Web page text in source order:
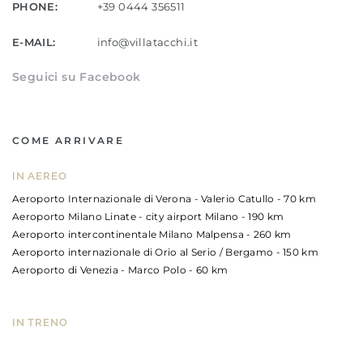
PHONE: +39 0444 356511
E-MAIL: info@villatacchi.it
Seguici su Facebook
COME ARRIVARE
IN AEREO
Aeroporto Internazionale di Verona - Valerio Catullo - 70 km
Aeroporto Milano Linate - city airport Milano - 190 km
Aeroporto intercontinentale Milano Malpensa - 260 km
Aeroporto internazionale di Orio al Serio / Bergamo - 150 km
Aeroporto di Venezia - Marco Polo - 60 km
IN TRENO